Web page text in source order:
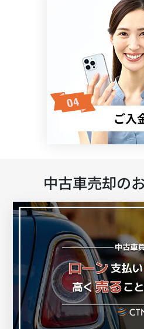
ご入
中古車売却の